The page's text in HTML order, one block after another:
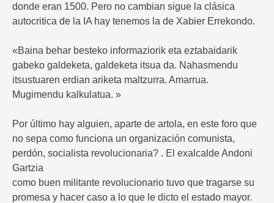
donde eran 1500. Pero no cambian sigue la clásica
autocritica de la IA hay tenemos la de Xabier Errekondo.
«Baina behar besteko informaziorik eta eztabaidarik
gabeko galdeketa, galdeketa itsua da. Nahasmendu
itsustuaren erdian ariketa maltzurra. Amarrua.
Mugimendu kalkulatua. »
Por último hay alguien, aparte de artola, en este foro que
no sepa como funciona un organización comunista,
perdón, socialista revolucionaria? . El exalcalde Andoni
Gartzia
como buen militante revolucionario tuvo que tragarse su
promesa y hacer caso a lo que le dicto el estado mayor.